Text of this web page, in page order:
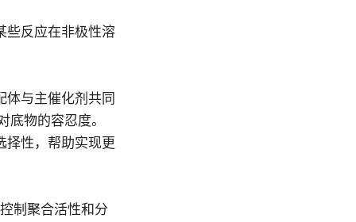
些反应在非极性溶
体与主催化剂共同
物的容忍度。
择性，帮助实现更
制聚合活性和分